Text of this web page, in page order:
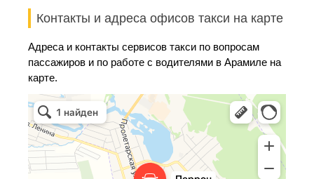
Контакты и адреса офисов такси на карте
Адреса и контакты сервисов такси по вопросам
пассажиров и по работе с водителями в Арамиле на
карте.